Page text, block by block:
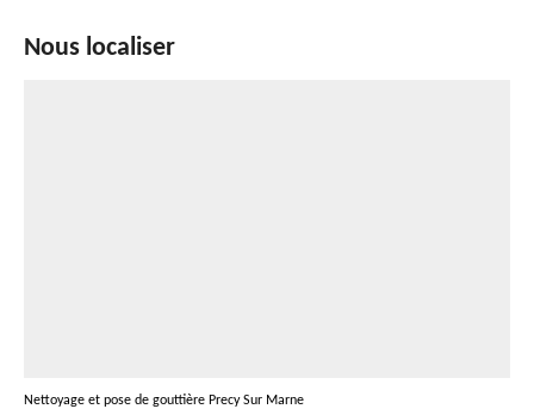
Nous localiser
Nettoyage et pose de gouttière Precy Sur Marne